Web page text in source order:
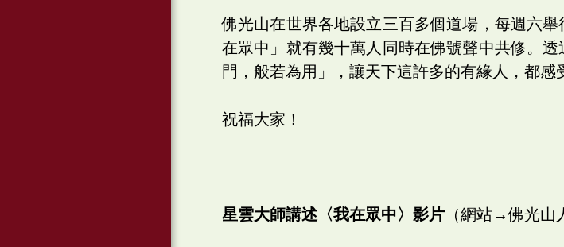
佛光山在世界各地設立三百多個道場，每週六
在眾中」就有幾十萬人同時在佛號聲中共修。
門，般若為用」，讓天下這許多的有緣人，都感
祝福大家！
星雲大師講述〈我在眾中〉影片 （網站→佛光山